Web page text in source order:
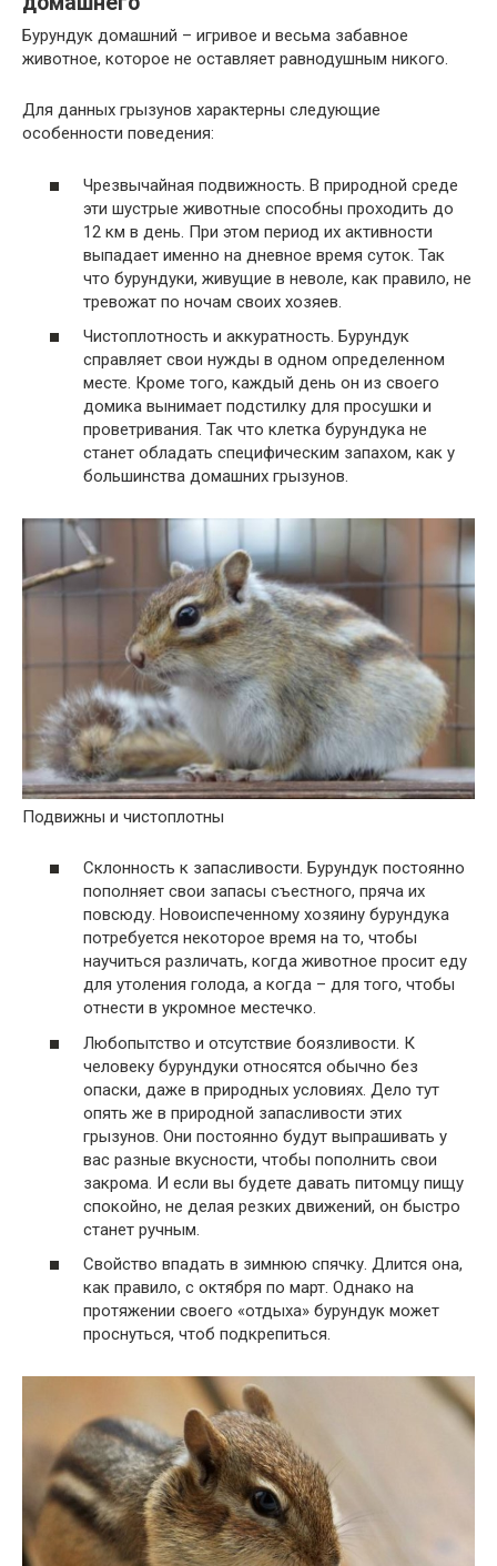
Бурундук домашний – игривое и весьма забавное
животное, которое не оставляет равнодушным никого.
Для данных грызунов характерны следующие
особенности поведения:
Чрезвычайная подвижность. В природной среде
эти шустрые животные способны проходить до
12 км в день. При этом период их активности
выпадает именно на дневное время суток. Так
что бурундуки, живущие в неволе, как правило, не
тревожат по ночам своих хозяев.
Чистоплотность и аккуратность. Бурундук
справляет свои нужды в одном определенном
месте. Кроме того, каждый день он из своего
домика вынимает подстилку для просушки и
проветривания. Так что клетка бурундука не
станет обладать специфическим запахом, как у
большинства домашних грызунов.
Подвижны и чистоплотны
Склонность к запасливости. Бурундук постоянно
пополняет свои запасы съестного, пряча их
повсюду. Новоиспеченному хозяину бурундука
потребуется некоторое время на то, чтобы
научиться различать, когда животное просит еду
для утоления голода, а когда – для того, чтобы
отнести в укромное местечко.
Любопытство и отсутствие боязливости. К
человеку бурундуки относятся обычно без
опаски, даже в природных условиях. Дело тут
опять же в природной запасливости этих
грызунов. Они постоянно будут выпрашивать у
вас разные вкусности, чтобы пополнить свои
закрома. И если вы будете давать питомцу пищу
спокойно, не делая резких движений, он быстро
станет ручным.
Свойство впадать в зимнюю спячку. Длится она,
как правило, с октября по март. Однако на
протяжении своего «отдыха» бурундук может
проснуться, чтоб подкрепиться.